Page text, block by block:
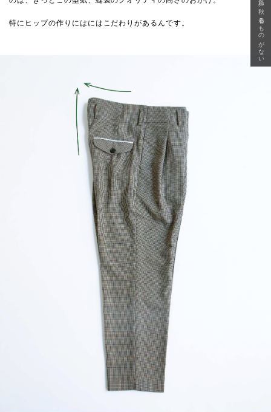
特にヒップの作りにはにはこだわりがあるんです。 急に秋、着るものがない